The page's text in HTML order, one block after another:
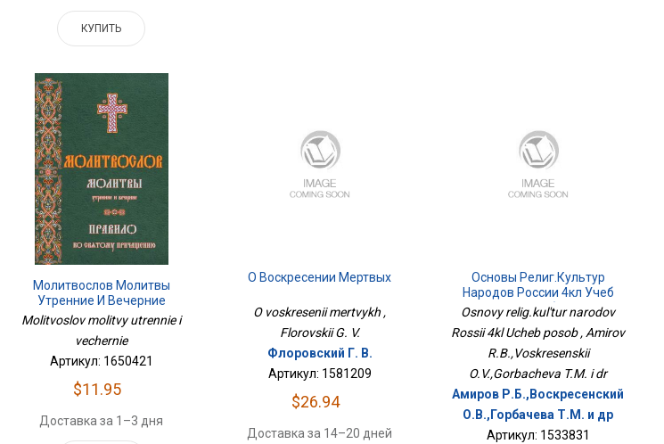
КУПИТЬ
Молитвослов Молитвы
Утренние И Вечерние
Molitvoslov molitvy utrennie i
vechernie
Артикул: 1650421
$11.95
Доставка за 1–3 дня
О Воскресении Мертвых
O voskresenii mertvykh ,
Florovskii G. V.
Флоровский Г. В.
Артикул: 1581209
$26.94
Доставка за 14–20 дней
Основы Религ.культур
Народов России 4кл Учеб
Пособ
Osnovy relig.kul'tur narodov
Rossii 4kl Ucheb posob , Amirov
R.B.,Voskresenskii
O.V.,Gorbacheva T.M. i dr
Амиров Р.Б.,Воскресенский
О.В.,Горбачева Т.М. и др
Артикул: 1533831